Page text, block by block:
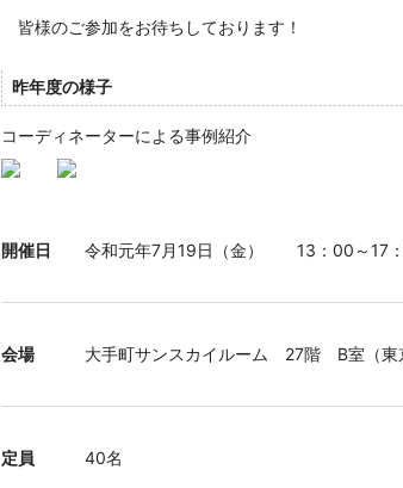
皆様のご参加をお待ちしております！
昨年度の様子
コーディネーターによる事例紹介
開催日 令和元年7月19日（金） 13：00～17
会場大手町サンスカイルーム 27階 B室（東京
定員 40名